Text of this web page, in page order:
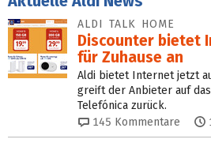
ALDI TALK HOME
Discounter bietet
für Zuhause an
Aldi bietet Internet jetzt
greift der Anbieter auf
Telefónica zurück.
145 Kommentare